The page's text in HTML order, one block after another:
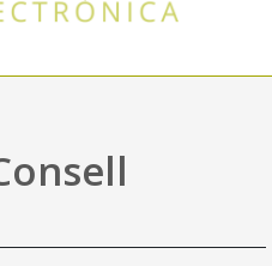
Accés i seguretat
Utilitats
Ajuda